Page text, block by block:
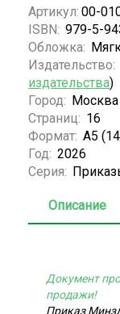
Артикул: 00-
ISBN: 979-5-
Обложка:
Издательство:
издательства)
Город: Москва
Страниц: 16
Формат: А5
Год: 2026
Серия:
Описание
Документ
продажи!
Приказ